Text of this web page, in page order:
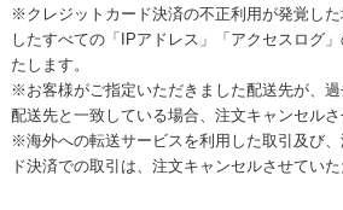
※クレジットカード決済の不正利用が発覚し
したすべての「IPアドレス」「アクセスログ
たします。
※お客様がご指定いただきました配送先が、
配送先と一致している場合、注文キャンセルさ
※海外への転送サービスを利用した取引及び
ド決済での取引は、注文キャンセルさせていた